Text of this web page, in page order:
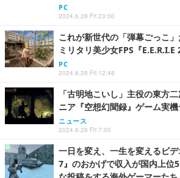
PC
2024.6.28 Fri 23:00
これが新世代の「弾幕ごっこ
ミリタリ美少女FPS『
PC
2024.6.28 Fri 12:48
「古明地こいし」主役の東方
ニア『空想幻聞録』ゲーム実
ニュース
2024.6.28 Fri 7:00
一日を変え、一生を変えるビ
7』のおかげで収入が国内上位